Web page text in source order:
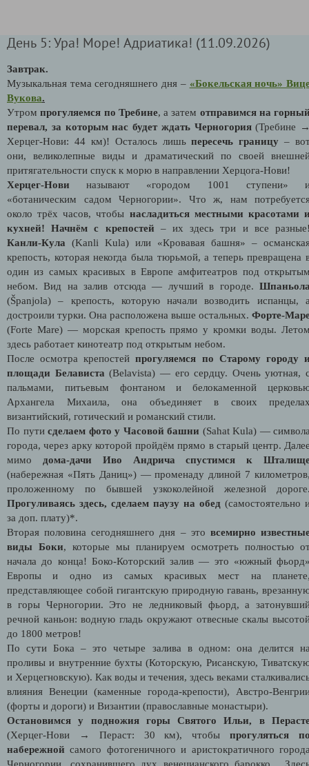
День 5: Ура! Море! Адриатика! (11.09.2026)
Завтрак.
Музыкальная тема сегодняшнего дня – «Бокельская ночь»
Вукова.
Утром прогуляемся по Требине, а затем отправимся на
перевал, за которым нас будет ждать Черногория(Требине
Херцег-Нови: 44 км)! Осталось лишьпересечь границу –
они, великолепные виды и драматический по своей
притягательности спуск к морю в направлении Херцога-Нови!
Херцег-Нови называют «городом 1001 ступени»
«ботаническим садом Черногории». Что ж, нам
около трёх часов, чтобы насладиться местными красотами
кухней!
Начнём с крепостей – их здесь три и все
Канли-Кула (Kanli Kula) или «Кровавая башня» –
крепость, которая некогда была тюрьмой, а теперь превращена
один из самых красивых в Европе амфитеатров под
небом. Вид на залив отсюда — лучший в городе.
(Španjola) – крепость, которую начали возводить испанцы,
достроили турки. Она расположена выше остальных. Форте-
(Forte Mare) — морская крепость прямо у кромки воды.
здесь работает кинотеатр под открытым небом.
После осмотра крепостейпрогуляемся по Старому городу
площади Белависта (Belavista) — его сердцу. Очень уютная,
пальмами, питьевым фонтаном и белокаменной
Архангела Михаила, она объединяет в своих
византийский, готический и романский стили.
По пути сделаем фото у Часовой башни (Sahat Kula) —
города, через арку которой пройдём прямо в старый центр.
мимо дома-дачи Иво Андрича спустимся к
(набережная «Пять Даниц») — променаду длиной 7
проложенному по бывшей узкоколейной железной
Прогуливаясь здесь, сделаем паузу на обед (самостоятельно
за доп. плату)*.
Вторая половина сегодняшнего дня – это всемирно
виды Боки, которые мы планируем осмотреть полностью
начала до конца! Боко-Которский залив — это «южный
Европы и одно из самых красивых мест на
представляющее собой гигантскую природную гавань,
в горы Черногории. Это не ледниковый фьорд, а
речной каньон: водную гладь окружают отвесные скалы
до 1800 метров!
По сути Бока – это четыре залива в одном: она делится
проливы и внутренние бухты (Которскую, Рисанскую,
и Херцегновскую). Как воды и течения, здесь веками
влияния Венеции (каменные города-крепости), Австро-
(форты и дороги) и Византии (православные монастыри).
Остановимся у подножия горы Святого Ильи, в
(Херцег-Нови → Пераст: 30 км), чтобыпрогуляться
набережной самого фотогеничного и аристократичного
Черногории, сохранившего дух венецианского барокко.